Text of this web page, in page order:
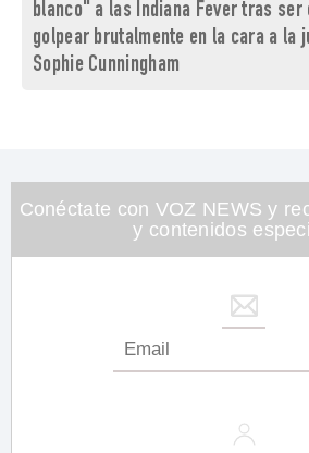
blanco" a las Indiana Fever tras ser
golpear brutalmente en la cara a la
Sophie Cunningham
Conéctate con VOZ NEWS y
y contenidos